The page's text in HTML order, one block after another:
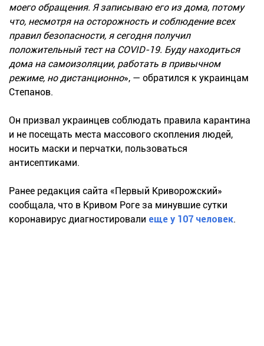
моего обращения. Я записываю его из дома, потому
что, несмотря на осторожность и соблюдение всех
правил безопасности, я сегодня получил
положительный тест на COVID-19. Буду находиться
дома на самоизоляции, работать в привычном
режиме, но дистанционно», — обратился к украинцам
Степанов.
Он призвал украинцев соблюдать правила карантина
и не посещать места массового скопления людей,
носить маски и перчатки, пользоваться
антисептиками.
Ранее редакция сайта «Первый Криворожский»
сообщала, что в Кривом Роге за минувшие сутки
коронавирус диагностировали еще у 107 человек.